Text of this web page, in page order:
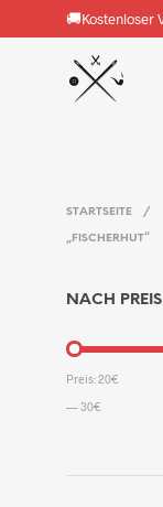
🚚Kostenloser
STARTSEITE /
„FISCHERHUT“
NACH
MIN.
PREIS
MAX.
PREIS
Preis:20€
—30€